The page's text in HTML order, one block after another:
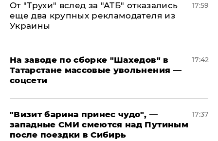
От "Трухи" вслед за "АТБ" отказались
еще два крупных рекламодателя из
Украины
17:59
На заводе по сборке "Шахедов" в
Татарстане массовые увольнения —
соцсети
17:42
"Визит барина принес чудо", —
западные СМИ смеются над Путиным
после поездки в Сибирь
17:37